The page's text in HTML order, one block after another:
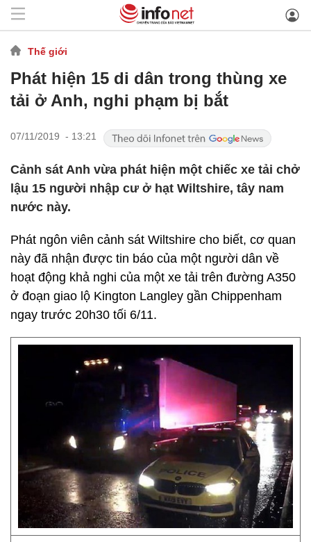
Thế giới
Phát hiện 15 di dân trong thùng xe
tải ở Anh, nghi phạm bị bắt
07/11/2019 - 13:21
Cảnh sát Anh vừa phát hiện một chiếc xe tải chở
lậu 15 người nhập cư ở hạt Wiltshire, tây nam
nước này.
Phát ngôn viên cảnh sát Wiltshire cho biết, cơ quan
này đã nhận được tin báo của một người dân về
hoạt động khả nghi của một xe tải trên đường A350
ở đoạn giao lộ Kington Langley gần Chippenham
ngay trước 20h30 tối 6/11.